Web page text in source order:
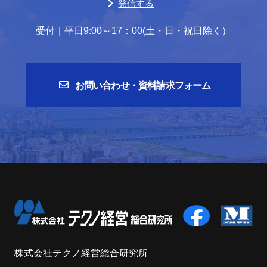
発信する
受付｜平日9:00～17：00(土・日・祝日除く）
お問い合わせ・資料請求フォーム
株式会社テクノ経営総合研究所